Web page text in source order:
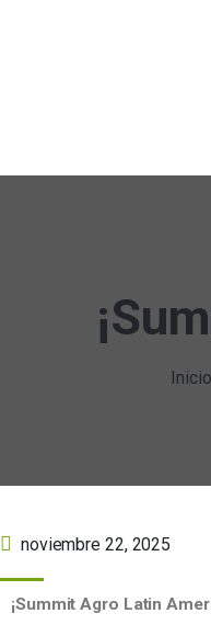
Inicio
noviembre 22, 2025
¡Summit Agro Latin